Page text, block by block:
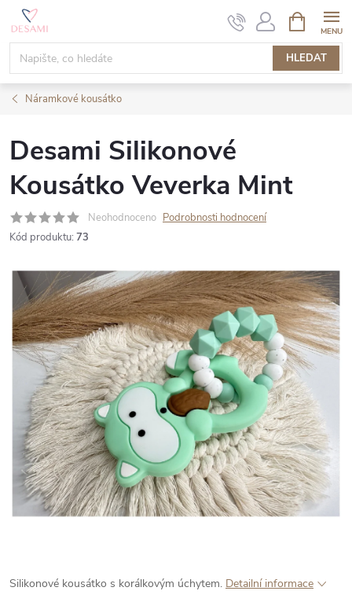
Přejít
obsah
HLEDAT
NÁKUPNÍ
KOŠÍK
Náramkové kousátko
Desami Silikonové
Kousátko Veverka Mint
Neohodnoceno Podrobnosti hodnocení
Kód produktu: 73
Silikonové kousátko s korálkovým úchytem. Detailní informace